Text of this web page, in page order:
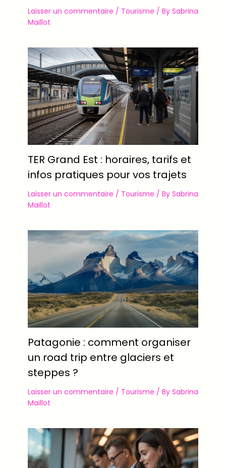
Laisser un commentaire / Tourisme / By Sabrina
Maillot
TER Grand Est : horaires, tarifs et
infos pratiques pour vos trajets
Laisser un commentaire / Tourisme / By Sabrina
Maillot
Patagonie : comment organiser
un road trip entre glaciers et
steppes ?
Laisser un commentaire / Tourisme / By Sabrina
Maillot